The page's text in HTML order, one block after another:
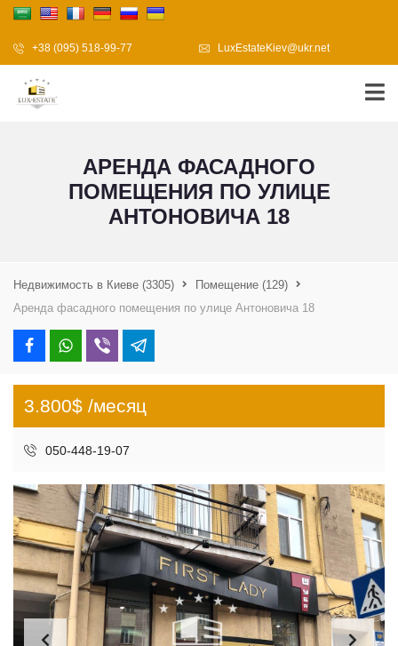
+38 (095) 518-99-77 LuxEstateKiev@ukr.net
АРЕНДА ФАСАДНОГО
ПОМЕЩЕНИЯ ПО УЛИЦЕ
АНТОНОВИЧА 18
Недвижимость в Киеве (3305) Помещение (129)
Аренда фасадного помещения по улице Антоновича 18
3.800$ /месяц
050-448-19-07